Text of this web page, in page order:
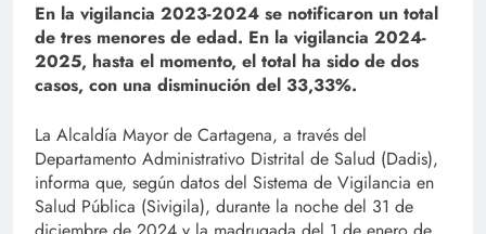
En la vigilancia 2023-2024 se notificaron un total
de tres menores de edad. En la vigilancia 2024-
2025, hasta el momento, el total ha sido de dos
casos, con una disminución del 33,33%.
La Alcaldía Mayor de Cartagena, a través del
Departamento Administrativo Distrital de Salud (Dadis),
informa que, según datos del Sistema de Vigilancia en
Salud Pública (Sivigila), durante la noche del 31 de